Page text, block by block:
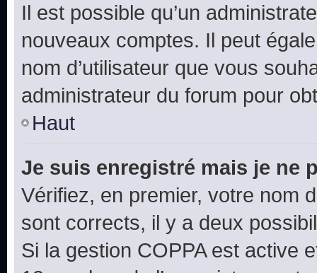
Il est possible qu’un
nouveaux comptes. Il peut
nom d’utilisateur que vous
administrateur du forum pour
Haut
Je suis enregistré mais je ne
Vérifiez, en premier, votre nom
sont corrects, il y a deux
Si la gestion COPPA est active